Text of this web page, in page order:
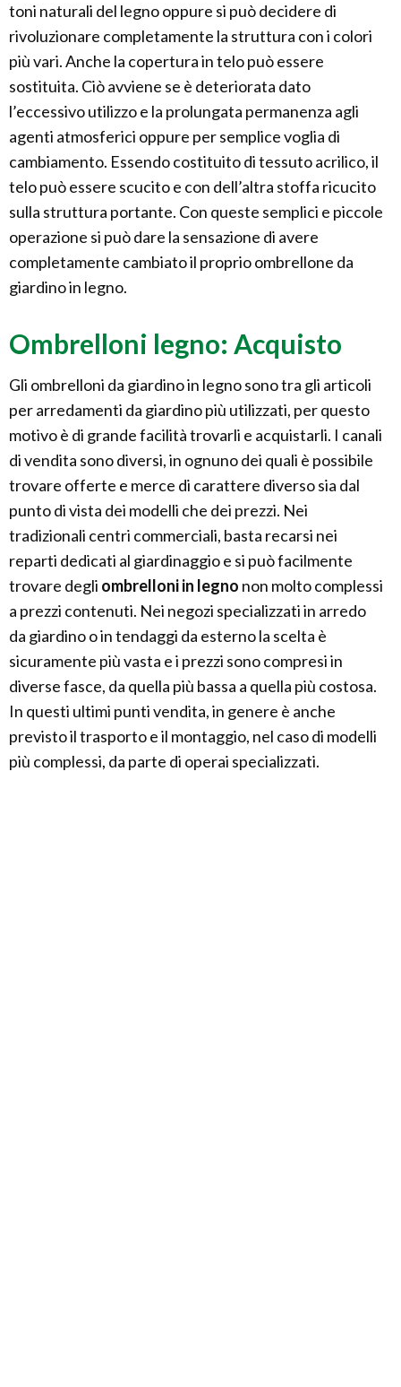
toni naturali del legno oppure si può decidere di
rivoluzionare completamente la struttura con i colori
più vari. Anche la copertura in telo può essere
sostituita. Ciò avviene se è deteriorata dato
l’eccessivo utilizzo e la prolungata permanenza agli
agenti atmosferici oppure per semplice voglia di
cambiamento. Essendo costituito di tessuto acrilico, il
telo può essere scucito e con dell’altra stoffa ricucito
sulla struttura portante. Con queste semplici e piccole
operazione si può dare la sensazione di avere
completamente cambiato il proprio ombrellone da
giardino in legno.
Ombrelloni legno: Acquisto
Gli ombrelloni da giardino in legno sono tra gli articoli
per arredamenti da giardino più utilizzati, per questo
motivo è di grande facilità trovarli e acquistarli. I canali
di vendita sono diversi, in ognuno dei quali è possibile
trovare offerte e merce di carattere diverso sia dal
punto di vista dei modelli che dei prezzi. Nei
tradizionali centri commerciali, basta recarsi nei
reparti dedicati al giardinaggio e si può facilmente
trovare degli ombrelloni in legno non molto complessi
a prezzi contenuti. Nei negozi specializzati in arredo
da giardino o in tendaggi da esterno la scelta è
sicuramente più vasta e i prezzi sono compresi in
diverse fasce, da quella più bassa a quella più costosa.
In questi ultimi punti vendita, in genere è anche
previsto il trasporto e il montaggio, nel caso di modelli
più complessi, da parte di operai specializzati.